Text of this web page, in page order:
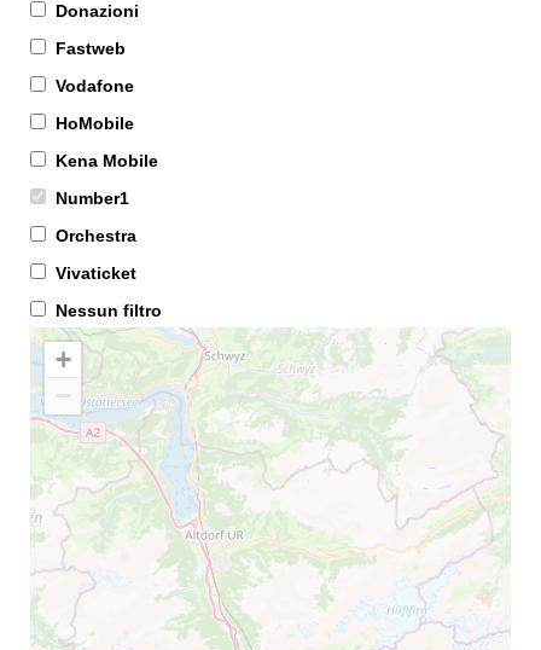
Donazioni
Fastweb
Vodafone
HoMobile
Kena Mobile
Number1
Orchestra
Vivaticket
Nessun filtro
+